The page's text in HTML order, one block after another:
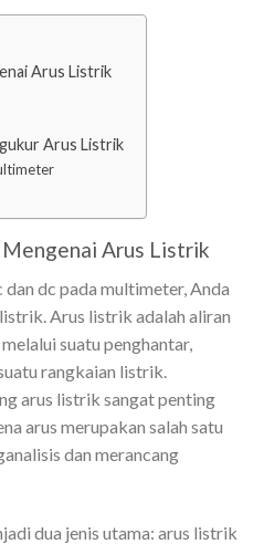
Arus Listrik
Arus Listrik
Arus Listrik
dc pada multimeter, Anda
Arus listrik adalah aliran
suatu penghantar,
rangkaian listrik.
arus listrik sangat penting
arus merupakan salah satu
dan merancang
dua jenis utama: arus listrik